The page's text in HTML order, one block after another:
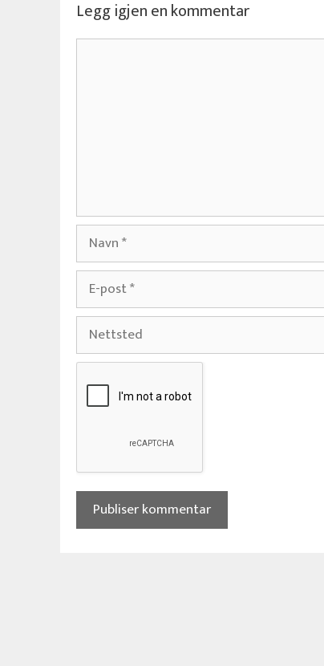
Legg igjen en kommentar
Kommentar
Navn
E-
post
Nettsted